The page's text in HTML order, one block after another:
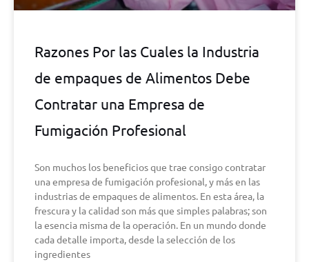
Razones Por las Cuales la Industria
de empaques de Alimentos Debe
Contratar una Empresa de
Fumigación Profesional
Son muchos los beneficios que trae consigo contratar
una empresa de fumigación profesional, y más en las
industrias de empaques de alimentos. En esta área, la
frescura y la calidad son más que simples palabras; son
la esencia misma de la operación. En un mundo donde
cada detalle importa, desde la selección de los
ingredientes